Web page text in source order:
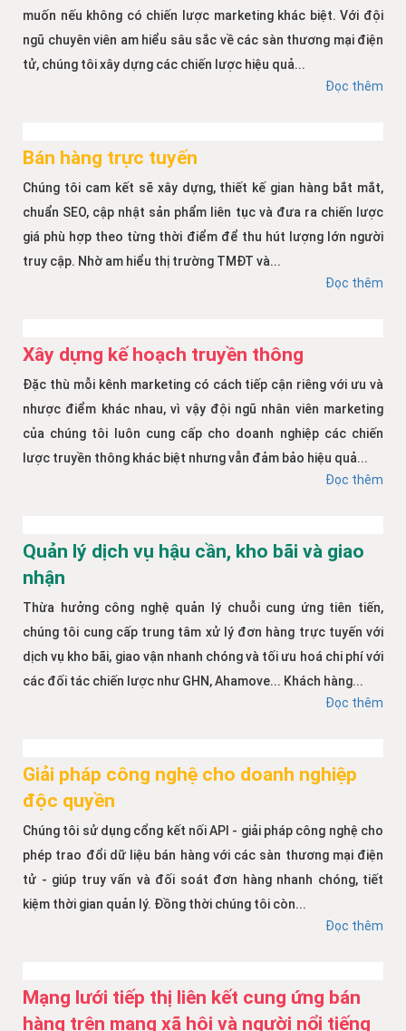
muốn nếu không có chiến lược marketing khác biệt. Với đội
ngũ chuyên viên am hiểu sâu sắc về các sàn thương mại điện
tử, chúng tôi xây dựng các chiến lược hiệu quả...
Đọc thêm
Bán hàng trực tuyến
Chúng tôi cam kết sẽ xây dựng, thiết kế gian hàng bắt mắt,
chuẩn SEO, cập nhật sản phẩm liên tục và đưa ra chiến lược
giá phù hợp theo từng thời điểm để thu hút lượng lớn người
truy cập. Nhờ am hiểu thị trường TMĐT và...
Đọc thêm
Xây dựng kế hoạch truyền thông
Đặc thù mỗi kênh marketing có cách tiếp cận riêng với ưu và
nhược điểm khác nhau, vì vậy đội ngũ nhân viên marketing
của chúng tôi luôn cung cấp cho doanh nghiệp các chiến
lược truyền thông khác biệt nhưng vẫn đảm bảo hiệu quả...
Đọc thêm
Quản lý dịch vụ hậu cần, kho bãi và giao
nhận
Thừa hưởng công nghệ quản lý chuỗi cung ứng tiên tiến,
chúng tôi cung cấp trung tâm xử lý đơn hàng trực tuyến với
dịch vụ kho bãi, giao vận nhanh chóng và tối ưu hoá chi phí với
các đối tác chiến lược như GHN, Ahamove... Khách hàng...
Đọc thêm
Giải pháp công nghệ cho doanh nghiệp
độc quyền
Chúng tôi sử dụng cổng kết nối API - giải pháp công nghệ cho
phép trao đổi dữ liệu bán hàng với các sàn thương mại điện
tử - giúp truy vấn và đối soát đơn hàng nhanh chóng, tiết
kiệm thời gian quản lý. Đồng thời chúng tôi còn...
Đọc thêm
Mạng lưới tiếp thị liên kết cung ứng bán
hàng trên mạng xã hội và người nổi tiếng